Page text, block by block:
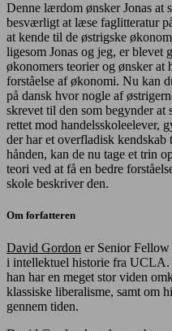
Denne lærdom ønsker Jonas at
besværligt at læse faglitteratur
at kende til de østrigske
ligesom Jonas og jeg, er blevet
økonomers teorier og ønsker at
forståelse af økonomi. Nu kan
på dansk hvor nogle af
skrevet til den som begynder at
rettet mod handelsskoleelever,
der har et overfladisk
hånden, kan de nu tage et trin
teori ved at få en bedre
skole beskriver den.
Om forfatteren
David Gordon er Senior Fellow
i intellektuel historie fra UCLA.
han har en meget stor viden
klassiske liberalisme, samt om
gennem tiden.